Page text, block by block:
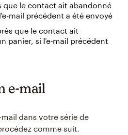
que le contact ait abandonné
mail précédent a été envoyé
que le contact ait
panier, si l'e-mail précédent
e-mail
dans votre série de
comme suit.